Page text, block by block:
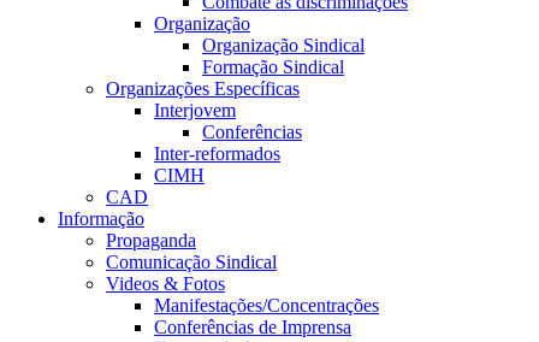
Organização
Organização Sindical
Formação Sindical
Organizações Específicas
Interjovem
Conferências
Inter-reformados
CIMH
CAD
Informação
Propaganda
Comunicação Sindical
Videos & Fotos
Manifestações/Concentrações
Conferências de Imprensa